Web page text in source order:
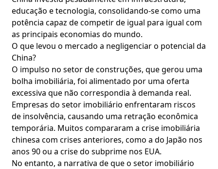
educação e tecnologia, consolidando-se como uma
potência capaz de competir de igual para igual com
as principais economias do mundo.
O que levou o mercado a negligenciar o potencial da
China?
O impulso no setor de construções, que gerou uma
bolha imobiliária, foi alimentado por uma oferta
excessiva que não correspondia à demanda real.
Empresas do setor imobiliário enfrentaram riscos
de insolvência, causando uma retração econômica
temporária. Muitos compararam a crise imobiliária
chinesa com crises anteriores, como a do Japão nos
anos 90 ou a crise do subprime nos EUA.
No entanto, a narrativa de que o setor imobiliário